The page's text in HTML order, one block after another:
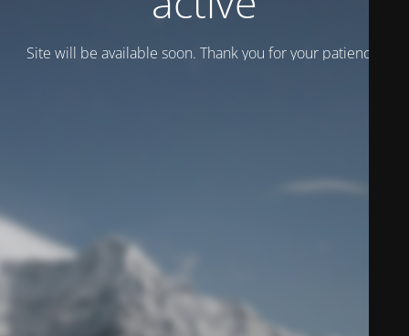
Site will be available soon. Thank you for your patience!